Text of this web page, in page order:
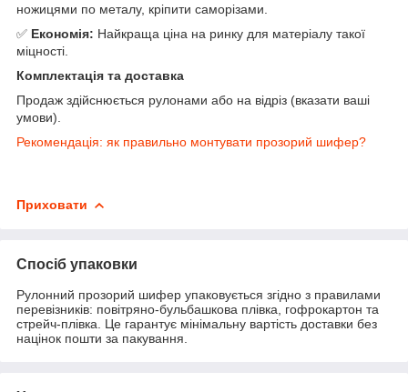
ножицями по металу, кріпити саморізами.
✅ Економія: Найкраща ціна на ринку для матеріалу такої
міцності.
Комплектація та доставка
Продаж здійснюється рулонами або на відріз (вказати ваші
умови).
Рекомендація: як правильно монтувати прозорий шифер?
Приховати
Спосіб упаковки
Рулонний прозорий шифер упаковується згідно з правилами
перевізників: повітряно-бульбашкова плівка, гофрокартон та
стрейч-плівка. Це гарантує мінімальну вартість доставки без
націнок пошти за пакування.